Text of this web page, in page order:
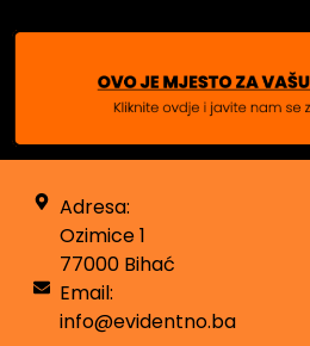
Adresa:
Ozimice 1
77000 Bihać
Email:
info@evidentno.ba